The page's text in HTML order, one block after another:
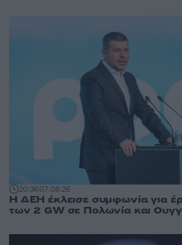
20:3607.08.26
Η ΔΕΗ έκλεισε συμφωνία για
των 2 GW σε Πολωνία και